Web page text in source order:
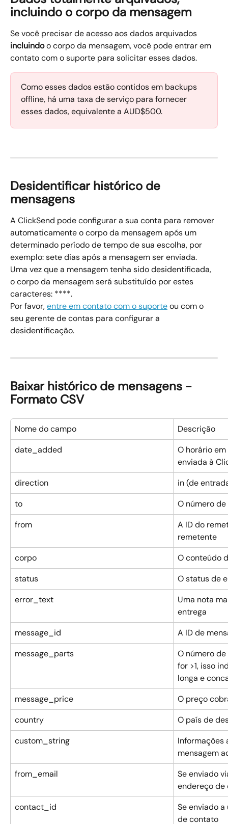
incluindo o corpo da mensagem
Se você precisar de acesso aos dados arquivados
incluindo o corpo da mensagem, você pode entrar em
contato com o suporte para solicitar esses dados.
Como esses dados estão contidos em backups
offline, há uma taxa de serviço para fornecer
esses dados, equivalente a AUD$500.
Desidentificar histórico de
mensagens
A ClickSend pode configurar a sua conta para remover
automaticamente o corpo da mensagem após um
determinado período de tempo de sua escolha, por
exemplo: sete dias após a mensagem ser enviada.
Uma vez que a mensagem tenha sido desidentificada,
o corpo da mensagem será substituído por estes
caracteres: ****.
Por favor, entre em contato com o suporte ou com o
seu gerente de contas para configurar a
desidentificação.
Baixar histórico de mensagens -
Formato CSV
Nome do campo
Descrição
date_added
O horário
enviada à
direction
in (de
to
O número
from
A ID do
remetente
corpo
O conteúdo
status
O status de
error_text
Uma nota
entrega
message_id
A ID de
message_parts
O número
for >1, isso
longa e
message_price
O preço
country
O país de
custom_string
Informações
mensagem
from_email
Se enviado
endereço de
contact_id
Se enviado
de contato